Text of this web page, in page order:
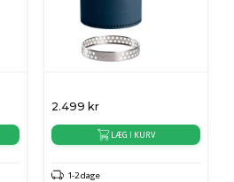
2.499 kr
LÆG I KURV
1-2 dage